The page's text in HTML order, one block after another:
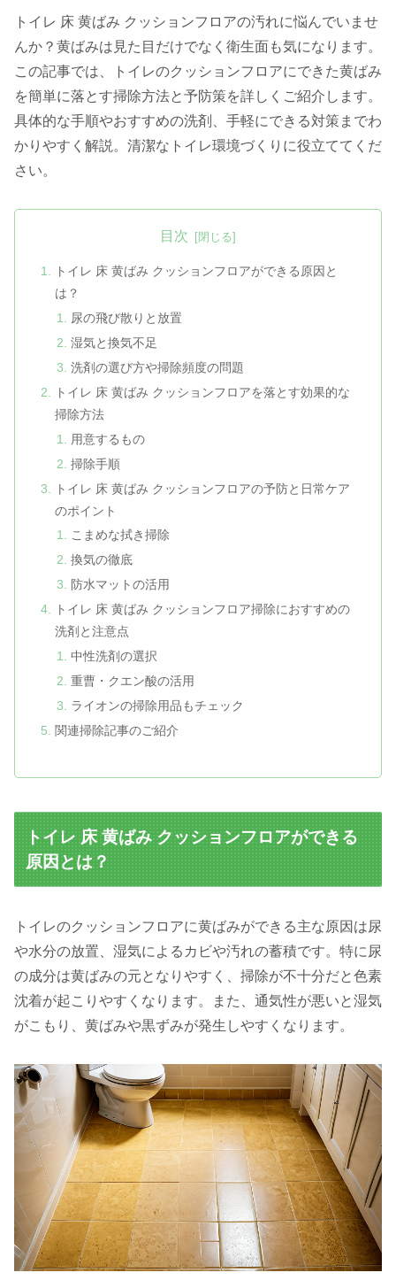
トイレ 床 黄ばみ クッションフロアの汚れに悩んでいませ
んか？黄ばみは見た目だけでなく衛生面も気になります。
この記事では、トイレのクッションフロアにできた黄ばみ
を簡単に落とす掃除方法と予防策を詳しくご紹介します。
具体的な手順やおすすめの洗剤、手軽にできる対策までわ
かりやすく解説。清潔なトイレ環境づくりに役立ててくだ
さい。
目次
トイレ 床 黄ばみ クッションフロアができる原因と
は？
尿の飛び散りと放置
湿気と換気不足
洗剤の選び方や掃除頻度の問題
トイレ 床 黄ばみ クッションフロアを落とす効果的な
掃除方法
用意するもの
掃除手順
トイレ 床 黄ばみ クッションフロアの予防と日常ケア
のポイント
こまめな拭き掃除
換気の徹底
防水マットの活用
トイレ 床 黄ばみ クッションフロア掃除におすすめの
洗剤と注意点
中性洗剤の選択
重曹・クエン酸の活用
ライオンの掃除用品もチェック
関連掃除記事のご紹介
トイレ 床 黄ばみ クッションフロアができる
原因とは？
トイレのクッションフロアに黄ばみができる主な原因は尿
や水分の放置、湿気によるカビや汚れの蓄積です。特に尿
の成分は黄ばみの元となりやすく、掃除が不十分だと色素
沈着が起こりやすくなります。また、通気性が悪いと湿気
がこもり、黄ばみや黒ずみが発生しやすくなります。